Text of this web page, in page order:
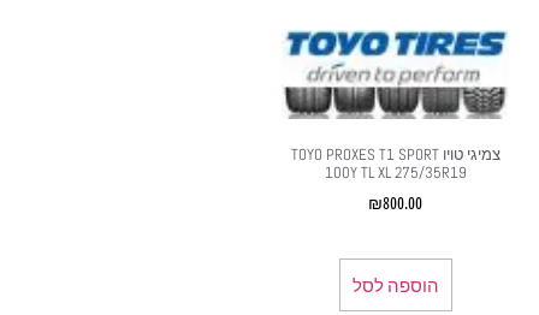
צמיגי טויו TOYO PROXES T1 SPORT
100Y TL XL 275/35R19
₪800.00
הוספה לסל